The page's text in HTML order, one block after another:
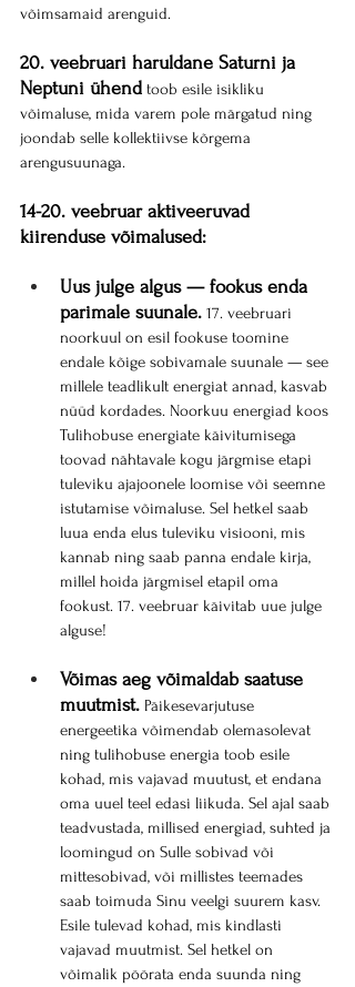
võimsamaid arenguid.
20. veebruari haruldane Saturni ja
Neptuni ühend toob esile isikliku
võimaluse, mida varem pole märgatud ning
joondab selle kollektiivse kõrgema
arengusuunaga.
14-20. veebruar aktiveeruvad
kiirenduse võimalused:
Uus julge algus — fookus enda
parimale suunale. 17. veebruari
noorkuul on esil fookuse toomine
endale kõige sobivamale suunale — see
millele teadlikult energiat annad, kasvab
nüüd kordades. Noorkuu energiad koos
Tulihobuse energiate käivitumisega
toovad nähtavale kogu järgmise etapi
tuleviku ajajoonele loomise või seemne
istutamise võimaluse. Sel hetkel saab
luua enda elus tuleviku visiooni, mis
kannab ning saab panna endale kirja,
millel hoida järgmisel etapil oma
fookust. 17. veebruar käivitab uue julge
alguse!
Võimas aeg võimaldab saatuse
muutmist. Päikesevarjutuse
energeetika võimendab olemasolevat
ning tulihobuse energia toob esile
kohad, mis vajavad muutust, et endana
oma uuel teel edasi liikuda. Sel ajal saab
teadvustada, millised energiad, suhted ja
loomingud on Sulle sobivad või
mittesobivad, või millistes teemades
saab toimuda Sinu veelgi suurem kasv.
Esile tulevad kohad, mis kindlasti
vajavad muutmist. Sel hetkel on
võimalik pöörata enda suunda ning